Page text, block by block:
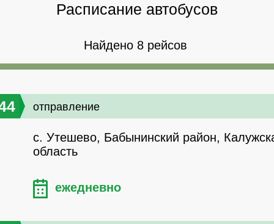
Расписание автобусов
Найдено 8 рейсов
отправление
с. Утешево, Бабынинский район,
область
ежедневно